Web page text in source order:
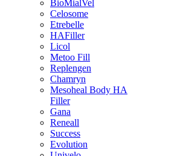
BioMialVel
Celosome
Etrebelle
HAFiller
Licol
Metoo Fill
Replengen
Chamryn
Mesoheal Body HA
Filler
Gana
Reneall
Success
Evolution